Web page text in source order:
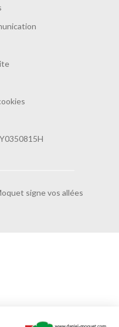
signe vos allées